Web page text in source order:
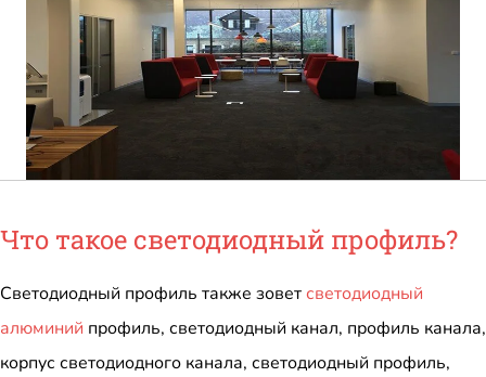
Что такое светодиодный профиль?
Светодиодный профиль также зоветсветодиодный
алюминий профиль, светодиодный канал, профиль канала,
корпус светодиодного канала, светодиодный профиль,